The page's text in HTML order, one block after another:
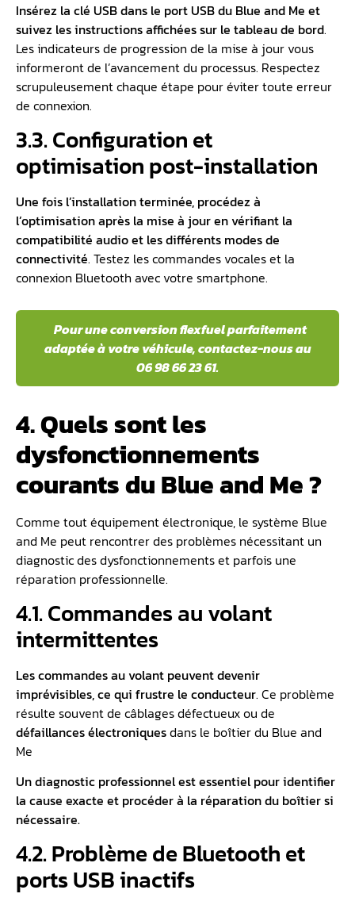
Insérez la clé USB dans le port USB du Blue and Me et
suivez les instructions affichées sur le tableau de bord.
Les indicateurs de progression de la mise à jour vous
informeront de l’avancement du processus. Respectez
scrupuleusement chaque étape pour éviter toute erreur
de connexion.
3.3. Configuration et
optimisation post-installation
Une fois l’installation terminée, procédez à
l’optimisation après la mise à jour en vérifiant la
compatibilité audio et les différents modes de
connectivité. Testez les commandes vocales et la
connexion Bluetooth avec votre smartphone.
️ Pour une conversion flexfuel parfaitement
adaptée à votre véhicule, contactez-nous au
06 98 66 23 61.
4. Quels sont les
dysfonctionnements
courants du Blue and Me ?
Comme tout équipement électronique, le système Blue
and Me peut rencontrer des problèmes nécessitant un
diagnostic des dysfonctionnements et parfois une
réparation professionnelle.
4.1. Commandes au volant
intermittentes
Les commandes au volant peuvent devenir
imprévisibles, ce qui frustre le conducteur. Ce problème
résulte souvent de câblages défectueux ou de
défaillances électroniquesdans le boîtier du Blue and
Me
Un diagnostic professionnel est essentiel pour identifier
la cause exacte et procéder à la réparation du boîtier si
nécessaire.
4.2. Problème de Bluetooth et
ports USB inactifs